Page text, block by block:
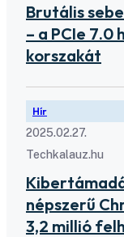
Brutális
– a PCIe 7.0
korszakát
Hír
2025.02.27.
Techkalauz.hu
népszerű
3,2 millió